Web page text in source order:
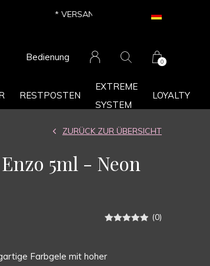
RESTPOSTEN
EXTREME
SYSTEM
LOYALTY
Bedienung 0
5ml - Neon
ZURÜCK ZUR ÜBERSICHT
(0)
Farbgele mit hoher